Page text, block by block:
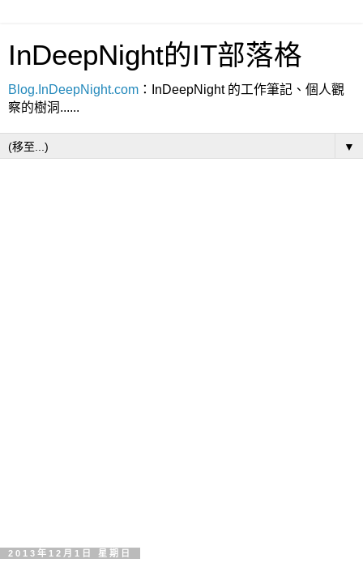
InDeepNight的IT部落格
Blog.InDeepNight.com ：InDeepNight 的工作筆記、個人觀
察的樹洞......
▼
2013年12月1日 星期日